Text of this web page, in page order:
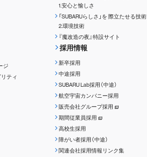
ジ
ティ
1.安心と愉しさ
「SUBARUらしさ」を 際立たせる技術
2.環境技術
『魔改造の夜』特設サイト
採用情報
新卒採用
中途採用
SUBARU Lab採用（中途）
航空宇宙カンパニー採用
販売会社グループ採用
期間従業員採用
高校生採用
障がい者採用（中途）
関連会社採用情報リンク集